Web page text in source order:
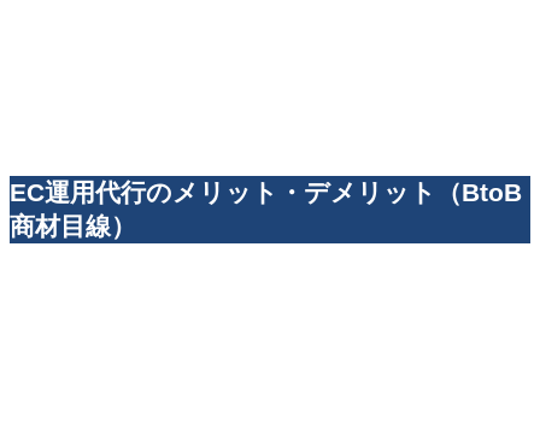
EC運用代行のメリット・デメリット（BtoB
商材目線）